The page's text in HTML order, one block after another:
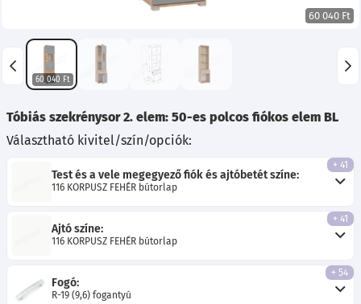
60 040 Ft
60 040 Ft
Tóbiás szekrénysor 2. elem: 50-es polcos fiókos elem BL
Választható kivitel/szín/opciók:
Test és a vele megegyező fiók és ajtóbetét színe:
116 KORPUSZ FEHÉR bútorlap
+ 41
Ajtó színe:
116 KORPUSZ FEHÉR bútorlap
+ 41
Fogó:
R-19 (9,6) fogantyú
+ 54